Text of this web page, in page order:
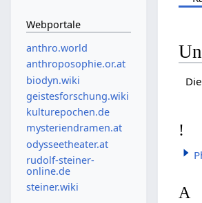
!
A
Webportale
anthro.world
anthroposophie.or.at
biodyn.wiki
geistesforschung.wiki
kulturepochen.de
mysteriendramen.at
odysseetheater.at
rudolf-steiner-
online.de
steiner.wiki